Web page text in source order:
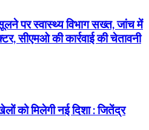
पर स्वास्थ्य विभाग सख्त, जांच में
सीएमओ की कार्रवाई की चेतावनी
को मिलेगी नई दिशा : जितेंद्र